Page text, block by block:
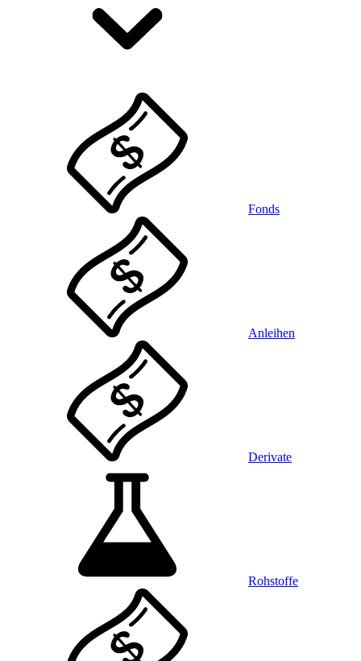
Fonds
Anleihen
Derivate
Rohstoffe